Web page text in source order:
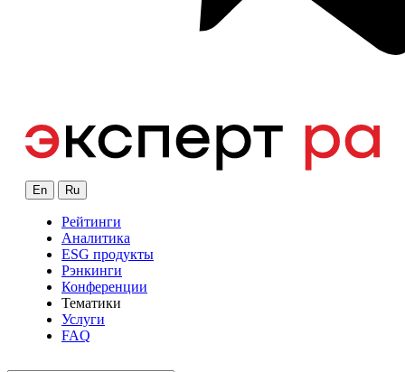
En Ru
Рейтинги
Аналитика
ESG продукты
Рэнкинги
Конференции
Тематики
Услуги
FAQ